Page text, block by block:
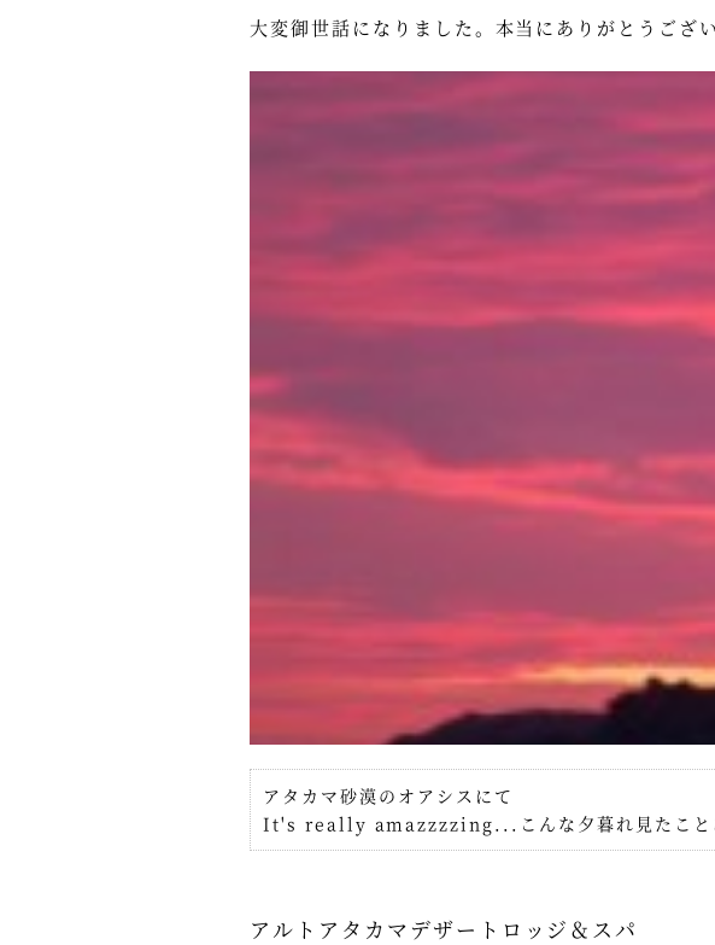
大変御世話になりました。本当にありがとうござ
アタカマ砂漠のオアシスにて
It's really amazzzzing...こんな夕暮れ見たこと
アルトアタカマデザートロッジ＆スパ